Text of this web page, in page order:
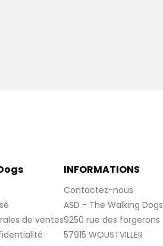
de ventes
INFORMATIONS
Contactez-nous
ASD - The Walking Dogs
9250 rue des forgerons
57915 WOUSTVILLER